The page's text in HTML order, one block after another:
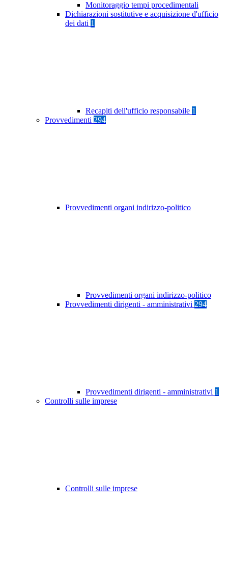
Monitoraggio tempi procedimentali
Dichiarazioni sostitutive e acquisizione d'ufficio
dei dati 1
Recapiti dell'ufficio responsabile 1
Provvedimenti 294
Provvedimenti organi indirizzo-politico
Provvedimenti organi indirizzo-politico
Provvedimenti dirigenti - amministrativi 294
Provvedimenti dirigenti - amministrativi 1
Controlli sulle imprese
Controlli sulle imprese